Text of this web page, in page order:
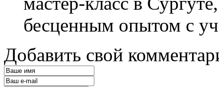
бесценным опытом с
Добавить свой